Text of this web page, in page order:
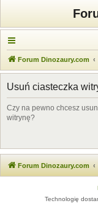
Forum Dinozaury.com
Usuń ciasteczka
Czy na pewno chcesz
witrynę?
Forum Dinozaury.com
Technologię